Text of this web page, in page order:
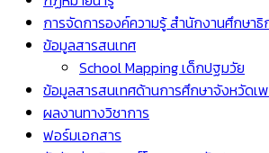
การจัดการองค์ความรู้ สำนักงานศึกษา
ข้อมูลสารสนเทศ
School Mapping เด็กปฐมวัย
ข้อมูลสารสนเทศด้านการศึกษาจังหวัดเ
ผลงานทางวิชาการ
ฟอร์มเอกสาร